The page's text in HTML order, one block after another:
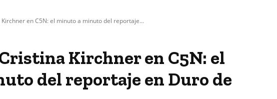
en C5N: el minuto a minuto del reportaje...
Kirchner en C5N: el
del reportaje en Duro de